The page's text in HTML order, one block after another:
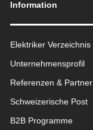
Information
Elektriker Verzeichnis
Unternehmensprofil
Referenzen & Partner
Schweizerische Post
B2B Programme